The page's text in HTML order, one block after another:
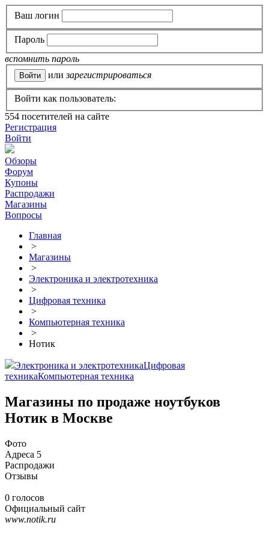
Ваш логин
Пароль
вспомнить пароль
или зарегистрироваться
Войти как пользователь:
554 посетителей на сайте
Регистрация
Войти
Обзоры
Форум
Купоны
Распродажи
Магазины
Вопросы
Главная
>
Магазины
>
Электроника и электротехника
>
Цифровая техника
>
Компьютерная техника
>
Нотик
Электроника и электротехникаЦифровая
техникаКомпьютерная техника
Магазины по продаже ноутбуков
Нотик в Москве
Фото
Адреса 5
Распродажи
Отзывы
0 голосов
Официальный сайт
www.notik.ru